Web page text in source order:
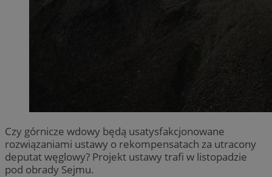
Czy górnicze wdowy będą usatysfakcjonowane
rozwiązaniami ustawy o rekompensatach za utracony
deputat węglowy? Projekt ustawy trafi w listopadzie
pod obrady Sejmu.